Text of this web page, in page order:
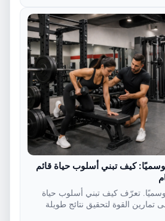
كيف تبني أسلوب حياة قائم
تعرّف كيف تبني أسلوب حياة
تمارين القوة لتحقيق نتائج طويلة